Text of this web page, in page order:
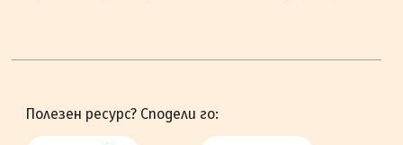
Полезен ресурс? Сподели го: